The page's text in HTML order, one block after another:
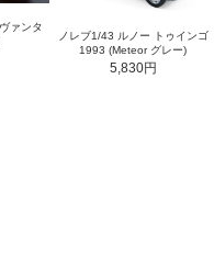
ァンタ
ノレブ1/43 ルノー トゥインゴ
1993 (Meteor グレー)
5,830円